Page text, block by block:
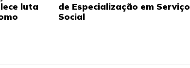
luta
de Especialização em Serviço
Social